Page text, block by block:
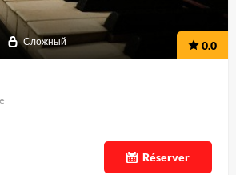
Сложный 0.0
Réserver